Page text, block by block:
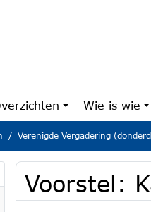
Wie is wie
Verenigde Vergadering
Voorstel: